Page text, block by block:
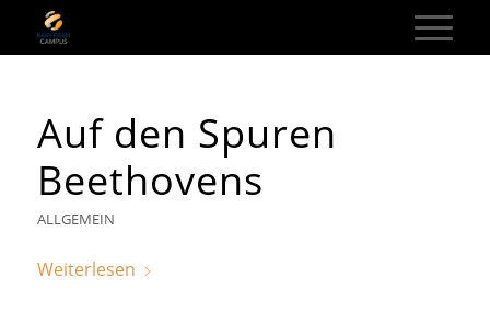
Auf den Spuren
Beethovens
ALLGEMEIN
Weiterlesen